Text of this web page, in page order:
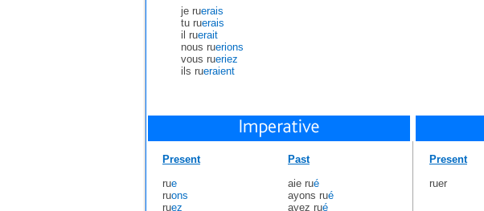
je ruerais
tu ruerais
il ruerait
nous ruerions
vous rueriez
ils rueraient
Present
rue
ruons
ruez
Past
aie rué
ayons rué
ayez rué
Present
ruer